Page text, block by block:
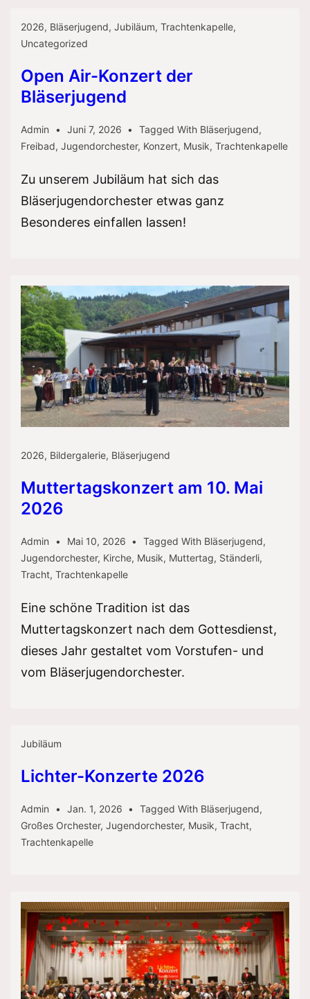
mit
der
Bläserjugend,
der
Trachtengruppe
und
den
Glottertäler
Musikanten
2026, Bläserjugend, Jubiläum, Trachtenkapelle,
Uncategorized
Open Air-Konzert der
Bläserjugend
Admin Juni 7, 2026 Tagged With Bläserjugend,
Freibad, Jugendorchester, Konzert, Musik, Trachtenkapelle
Zu unserem Jubiläum hat sich das
Bläserjugendorchester etwas ganz
Besonderes einfallen lassen!
2026, Bildergalerie, Bläserjugend
Muttertagskonzert am 10. Mai
2026
Admin Mai 10, 2026 Tagged With Bläserjugend,
Jugendorchester, Kirche, Musik, Muttertag, Ständerli,
Tracht, Trachtenkapelle
Eine schöne Tradition ist das
Muttertagskonzert nach dem Gottesdienst,
dieses Jahr gestaltet vom Vorstufen- und
vom Bläserjugendorchester.
Jubiläum
Lichter-Konzerte 2026
Admin Jan. 1, 2026 Tagged With Bläserjugend,
Großes Orchester, Jugendorchester, Musik, Tracht,
Trachtenkapelle